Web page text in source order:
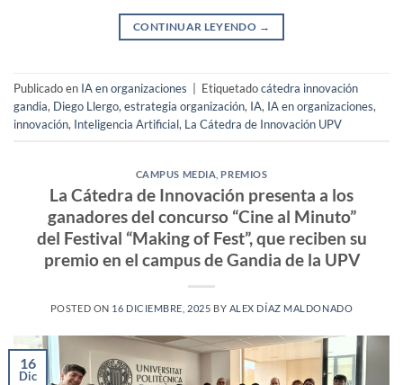
CONTINUAR LEYENDO →
Publicado en IA en organizaciones Etiquetadocátedra innovación
gandia, Diego Llergo,estrategia organización, IA, IA en organizaciones,
innovación, Inteligencia Artificial, La Cátedra de Innovación UPV
CAMPUS MEDIA PREMIOS
La Cátedra de Innovación presenta a los
ganadores del concurso “Cine al Minuto”
del Festival “Making of Fest”, que reciben su
premio en el campus de Gandia de la UPV
POSTED ON 16 DICIEMBRE, 2025 BY ALEX DÍAZ MALDONADO
16
Dic